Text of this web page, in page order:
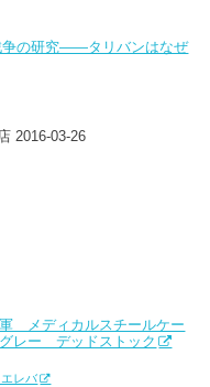
争の研究――タリバンはなぜ
2016-03-26
メディカルスチールケー
レー デッドストック
エレバ